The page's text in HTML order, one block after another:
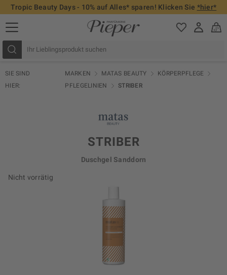
Tropic Beauty Days - 10% auf Alles* sparen! Klicken Sie *hier*
SIE SIND
HIER:
MARKEN MATAS BEAUTY
KÖRPERPFLEGE
PFLEGELINIEN
STRIBER
Nicht vorrätig
STRIBER
Duschgel Sanddorn